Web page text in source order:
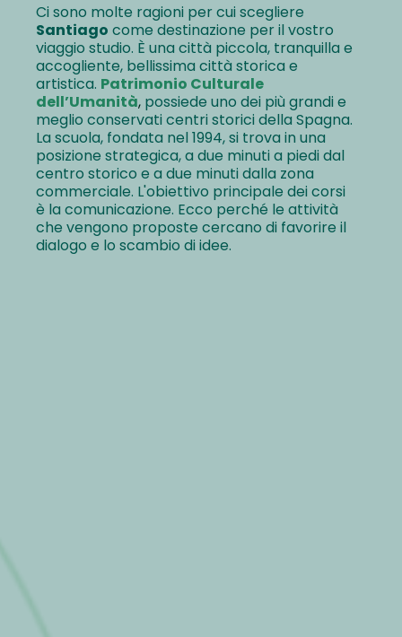
Ci sono molte ragioni per cui scegliere
Santiago come destinazione per il vostro
viaggio studio. È una città piccola, tranquilla e
accogliente, bellissima città storica e
artistica. Patrimonio Culturale
dell’Umanità, possiede uno dei più grandi e
meglio conservati centri storici della Spagna.
La scuola, fondata nel 1994, si trova in una
posizione strategica, a due minuti a piedi dal
centro storico e a due minuti dalla zona
commerciale. L'obiettivo principale dei corsi
è la comunicazione. Ecco perché le attività
che vengono proposte cercano di favorire il
dialogo e lo scambio di idee.